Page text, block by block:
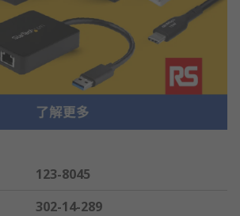
123-8045
302-14-289